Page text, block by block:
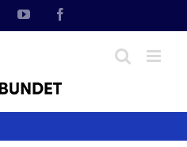
YouTube